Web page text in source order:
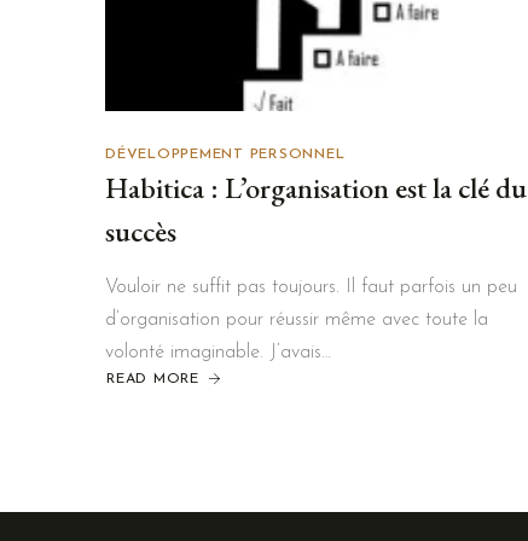
DÉVELOPPEMENT PERSONNEL
Habitica : L’organisation est la clé du
succès
Vouloir ne suffit pas toujours. Il faut parfois un peu
d’organisation pour réussir même avec toute la
volonté imaginable. J’avais…
READ MORE